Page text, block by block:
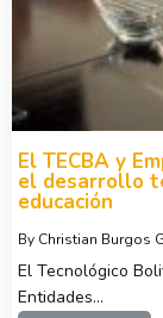
El TECBA y
el desarrollo
educación
By Christian Burgos
El Tecnológico
Entidades…